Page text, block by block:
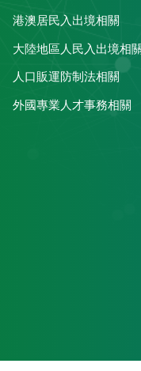
港澳居民入出境相關
大陸地區人民入出境相關
人口販運防制法相關
外國專業人才事務相關